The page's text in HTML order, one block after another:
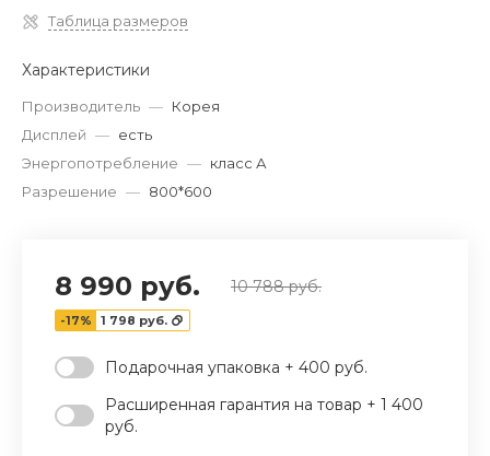
Таблица размеров
Характеристики
Производитель — Корея
Дисплей — есть
Энергопотребление — класс А
Разрешение — 800*600
8 990 руб. 10 788 руб.
-17% 1 798 руб.
Подарочная упаковка + 400 руб.
Расширенная гарантия на товар + 1 400
руб.